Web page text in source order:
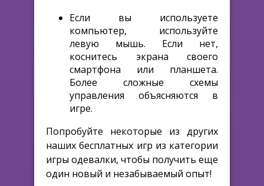
Если вы используете
компьютер, используйте
левую мышь. Если нет,
коснитесь экрана своего
смартфона или планшета.
Более сложные схемы
управления объясняются в
игре.
Попробуйте некоторые из других
наших бесплатных игр из категории
игры одевалки, чтобы получить еще
один новый и незабываемый опыт!